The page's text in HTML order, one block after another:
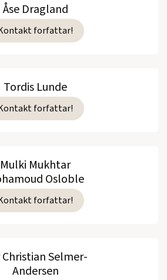
Åse Dragland
forfattar!
Tordis Lunde
forfattar!
Mulki Mukhtar
Osloble
forfattar!
Christian Selmer-
Andersen